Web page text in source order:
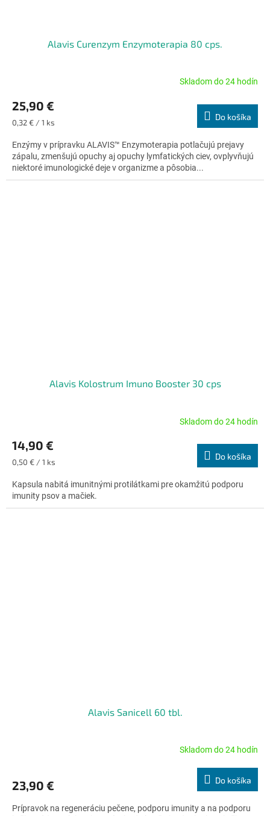
Alavis Curenzym Enzymoterapia 80 cps.
produktu
4,9
z
hviezdičiek.
Skladom do 24 hodín
25,90 €
Jednotková
0,32 € / 1 ks
Do košíka
Enzýmy v prípravku ALAVIS™ Enzymoterapia potlačujú prejavy
zápalu, zmenšujú opuchy aj opuchy lymfatických ciev, ovplyvňujú
niektoré imunologické deje v organizme a pôsobia...
Alavis Kolostrum Imuno Booster 30 cps
produktu
je
5,0
z
5
hviezdičiek.
Skladom do 24 hodín
14,90 €
Jednotková
0,50 € / 1 ks
Do košíka
Kapsula nabitá imunitnými protilátkami pre okamžitú podporu
imunity psov a mačiek.
Alavis Sanicell 60 tbl.
je
z
Skladom do 24 hodín
23,90 € Do košíka
Prípravok na regeneráciu pečene, podporu imunity a na podporu